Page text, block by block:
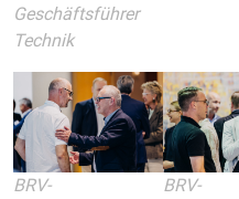
Geschäftsführer
Technik
BRV-
BRV-